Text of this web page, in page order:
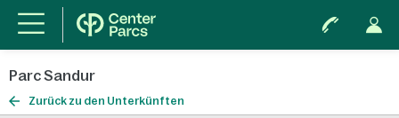
Parc Sandur
Zurück zu den Unterkünften